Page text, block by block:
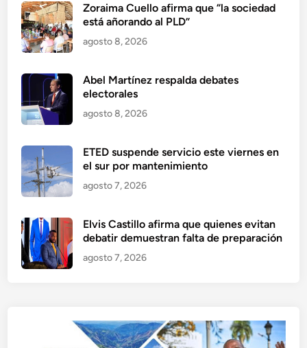
Zoraima Cuello afirma que “la sociedad
está añorando al PLD”
agosto 8, 2026
Abel Martínez respalda debates
electorales
agosto 8, 2026
ETED suspende servicio este viernes en
el sur por mantenimiento
agosto 7, 2026
Elvis Castillo afirma que quienes evitan
debatir demuestran falta de preparación
agosto 7, 2026